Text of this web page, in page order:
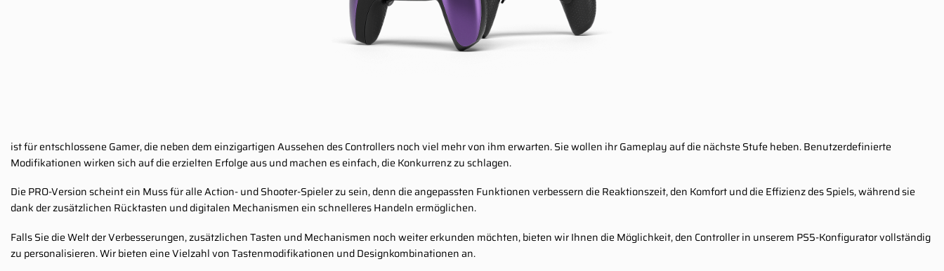
ist für entschlossene Gamer, die neben dem einzigartigen Aussehen des Controllers noch viel mehr von ihm erwarten. Sie wollen ihr Gameplay auf die nächste Stufe heben. Benutzerdefinierte
Modifikationen wirken sich auf die erzielten Erfolge aus und machen es einfach, die Konkurrenz zu schlagen.
Die PRO-Version scheint ein Muss für alle Action- und Shooter-Spieler zu sein, denn die angepassten Funktionen verbessern die Reaktionszeit, den Komfort und die Effizienz des Spiels, während sie
dank der zusätzlichen Rücktasten und digitalen Mechanismen ein schnelleres Handeln ermöglichen.
Falls Sie die Welt der Verbesserungen, zusätzlichen Tasten und Mechanismen noch weiter erkunden möchten, bieten wir Ihnen die Möglichkeit, den Controller in unserem PS5-Konfigurator vollständig
zu personalisieren. Wir bieten eine Vielzahl von Tastenmodifikationen und Designkombinationen an.